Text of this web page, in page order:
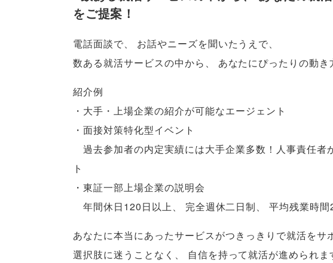
をご提案！
電話面談で、 お話やニーズを聞いたうえで、
数ある就活サービスの中から 、 あなたにぴったりの動き
紹介例
・大手・上場企業の紹介が可能なエージェント
・面接対策特化型イベント
過去参加者の内定実績には大手企業多数！人事責任者
ト
・東証一部上場企業の説明会
年間休日120日以上、 完全週休二日制、 平均残業時間
あなたに本当にあったサービスがつきっきりで就活をサ
選択肢に迷うことなく 、 自信を持って就活が進められま